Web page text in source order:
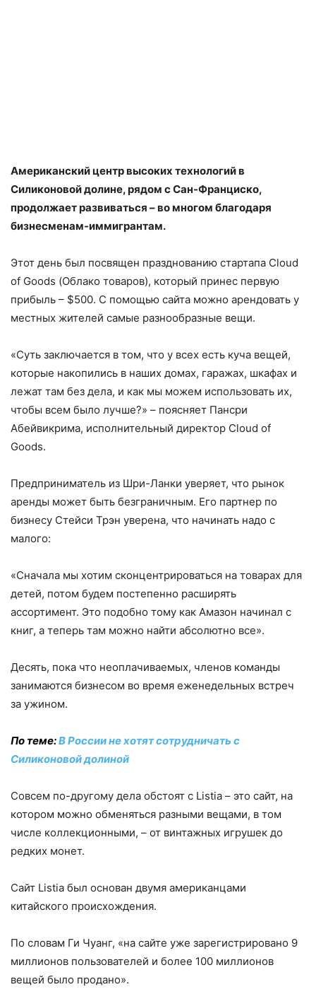
Американский центр высоких технологий в
Силиконовой долине, рядом с Сан-Франциско,
продолжает развиваться – во многом благодаря
бизнесменам-иммигрантам.
Этот день был посвящен празднованию стартапа Cloud
of Goods (Облако товаров), который принес первую
прибыль – $500. С помощью сайта можно арендовать у
местных жителей самые разнообразные вещи.
«Суть заключается в том, что у всех есть куча вещей,
которые накопились в наших домах, гаражах, шкафах и
лежат там без дела, и как мы можем использовать их,
чтобы всем было лучше?» – поясняет Пансри
Абейвикрима, исполнительный директор Cloud of
Goods.
Предприниматель из Шри-Ланки уверяет, что рынок
аренды может быть безграничным. Его партнер по
бизнесу Стейси Трэн уверена, что начинать надо с
малого:
«Сначала мы хотим сконцентрироваться на товарах для
детей, потом будем постепенно расширять
ассортимент. Это подобно тому как Амазон начинал с
книг, а теперь там можно найти абсолютно все».
Десять, пока что неоплачиваемых, членов команды
занимаются бизнесом во время еженедельных встреч
за ужином.
По теме:В России не хотят сотрудничать с
Силиконовой долиной
Совсем по-другому дела обстоят с Listia – это сайт, на
котором можно обменяться разными вещами, в том
числе коллекционными, – от винтажных игрушек до
редких монет.
Сайт Listia был основан двумя американцами
китайского происхождения.
По словам Ги Чуанг, «на сайте уже зарегистрировано 9
миллионов пользователей и более 100 миллионов
вещей было продано».